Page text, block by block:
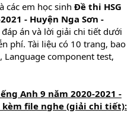
các em học sinh Đề thi HSG
- Huyện Nga Sơn -
đáp án và lời giải chi tiết dưới
phí. Tài liệu có 10 trang, bao
Language component test,
Anh 9 năm 2020-2021 -
kèm file nghe (giải chi tiết):